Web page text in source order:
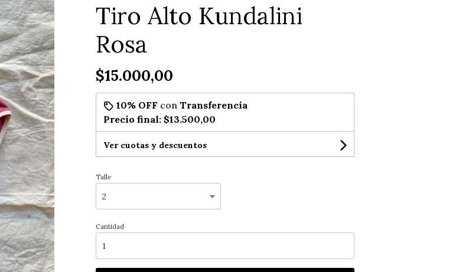
Tiro Alto Kundalini
Rosa
$15.000,00
10% OFF con Transferencia
Precio final: $13.500,00
Ver cuotas y descuentos
Talle
Cantidad